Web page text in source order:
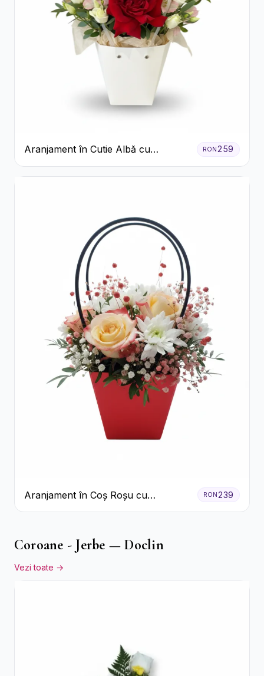
Aranjament în Cutie Albă cu
Trandafiri Roșii și Lisianthus
RON259
Aranjament în Coș Roșu cu
Trandafiri și Crizanteme Albe
RON 239
Coroane - Jerbe — Doclin
Vezi toate →